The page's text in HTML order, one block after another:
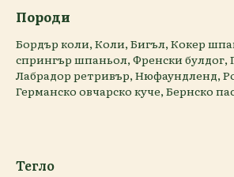
Породи
Бордър коли, Коли, Бигъл, Кокер
спрингър шпаньол, Френски булдог,
Лабрадор ретривър, Нюфаундленд,
Германско овчарско куче, Бернско
Тегло